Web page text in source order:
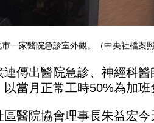
一家醫院急診室外觀。（中央社檔案照
連傳出醫院急診、神經科
當月正常工時50%為加班
區醫院協會理事長朱益宏